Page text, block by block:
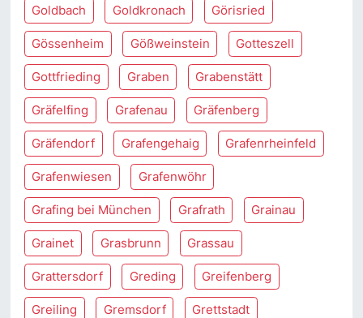
Goldbach Goldkronach Görisried
Gössenheim Gößweinstein Gotteszell
Gottfrieding Graben Grabenstätt
Gräfelfing Grafenau Gräfenberg
Gräfendorf Grafengehaig Grafenrheinfeld
Grafenwiesen Grafenwöhr
Grafing bei München Grafrath Grainau
Grainet Grasbrunn Grassau
Grattersdorf Greding Greifenberg
Greiling Gremsdorf Grettstadt